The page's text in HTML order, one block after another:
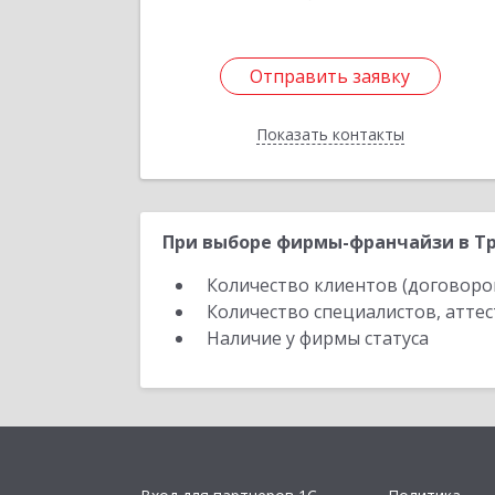
Отправить заявку
Показать контакты
Отправить заявку
Назад
При выборе фирмы-франчайзи в
Количество клиентов
Количество специалистов,
Наличие у фирмы статуса